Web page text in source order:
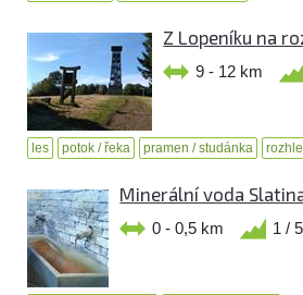
Z Lopeníku na
9 - 12 km
les potok / řeka pramen / studánka
Minerální voda
0 - 0,5 km 1 / 5